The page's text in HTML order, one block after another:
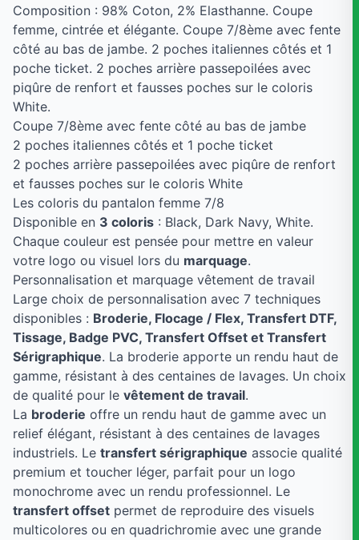
Composition : 98% Coton, 2% Elasthanne. Coupe
femme, cintrée et élégante. Coupe 7/8ème avec fente
côté au bas de jambe. 2 poches italiennes côtés et 1
poche ticket. 2 poches arrière passepoilées avec
piqûre de renfort et fausses poches sur le coloris
White.
Coupe 7/8ème avec fente côté au bas de jambe
2 poches italiennes côtés et 1 poche ticket
2 poches arrière passepoilées avec piqûre de renfort
et fausses poches sur le coloris White
Les coloris du pantalon femme 7/8
Disponible en 3 coloris : Black, Dark Navy, White.
Chaque couleur est pensée pour mettre en valeur
votre logo ou visuel lors du marquage.
Personnalisation et marquage vêtement de travail
Large choix de personnalisation avec 7 techniques
disponibles : Broderie, Flocage / Flex, Transfert DTF,
Tissage, Badge PVC, Transfert Offset et Transfert
Sérigraphique. La broderie apporte un rendu haut de
gamme, résistant à des centaines de lavages. Un choix
de qualité pour le vêtement de travail.
La broderie offre un rendu haut de gamme avec un
relief élégant, résistant à des centaines de lavages
industriels. Le transfert sérigraphique associe qualité
premium et toucher léger, parfait pour un logo
monochrome avec un rendu professionnel. Le
transfert offset permet de reproduire des visuels
multicolores ou en quadrichromie avec une grande